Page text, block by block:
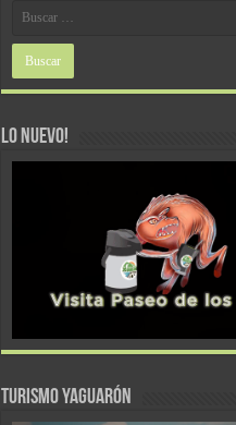
LO NUEVO!
TURISMO YAGUARÓN